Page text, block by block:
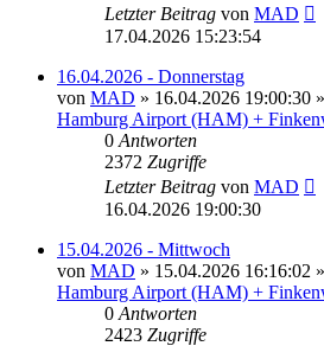
Letzter Beitrag von MAD
17.04.2026 15:23:54
16.04.2026 - Donnerstag
von MAD » 16.04.2026 19:00:30
Hamburg Airport (HAM) +
0 Antworten
2372 Zugriffe
Letzter Beitrag von MAD
16.04.2026 19:00:30
15.04.2026 - Mittwoch
von MAD » 15.04.2026 16:16:02
Hamburg Airport (HAM) +
0 Antworten
2423 Zugriffe